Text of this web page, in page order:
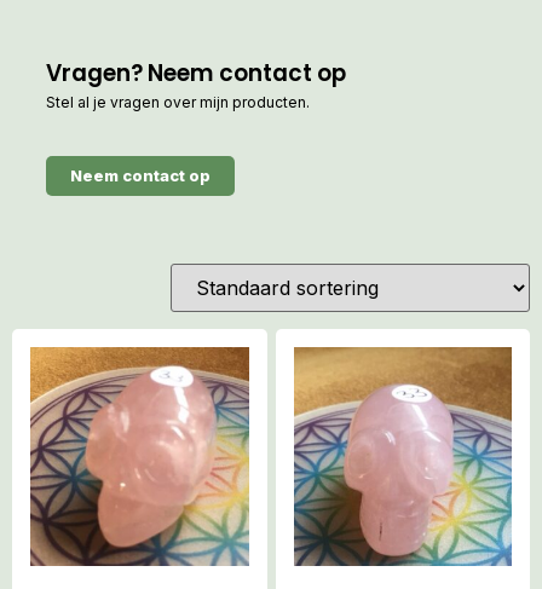
Vragen? Neem contact op
Stel al je vragen over mijn producten.
Neem contact op